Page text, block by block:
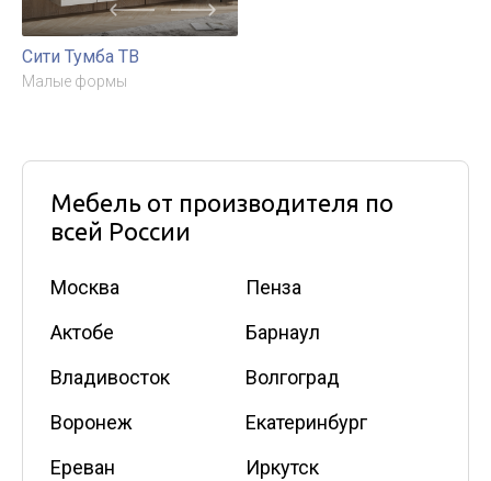
Сити Тумба ТВ
Малые формы
Мебель от производителя по
всей России
Москва
Пенза
Актобе
Барнаул
Владивосток
Волгоград
Воронеж
Екатеринбург
Ереван
Иркутск